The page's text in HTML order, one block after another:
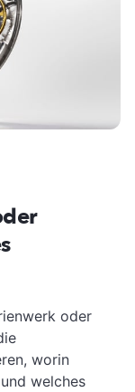
oder
worin
welches